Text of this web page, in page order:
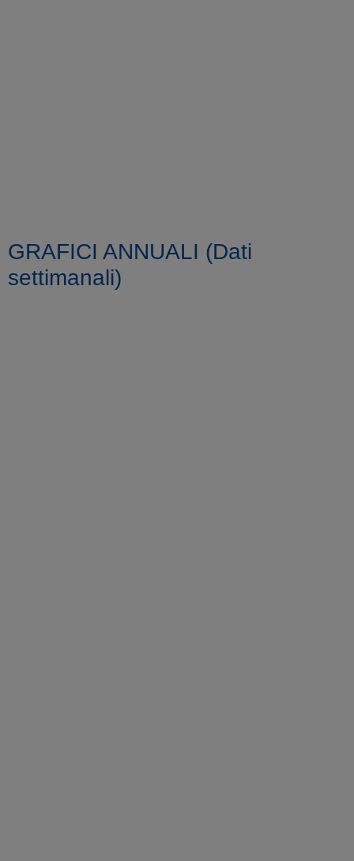
GRAFICI ANNUALI (Dati
settimanali)